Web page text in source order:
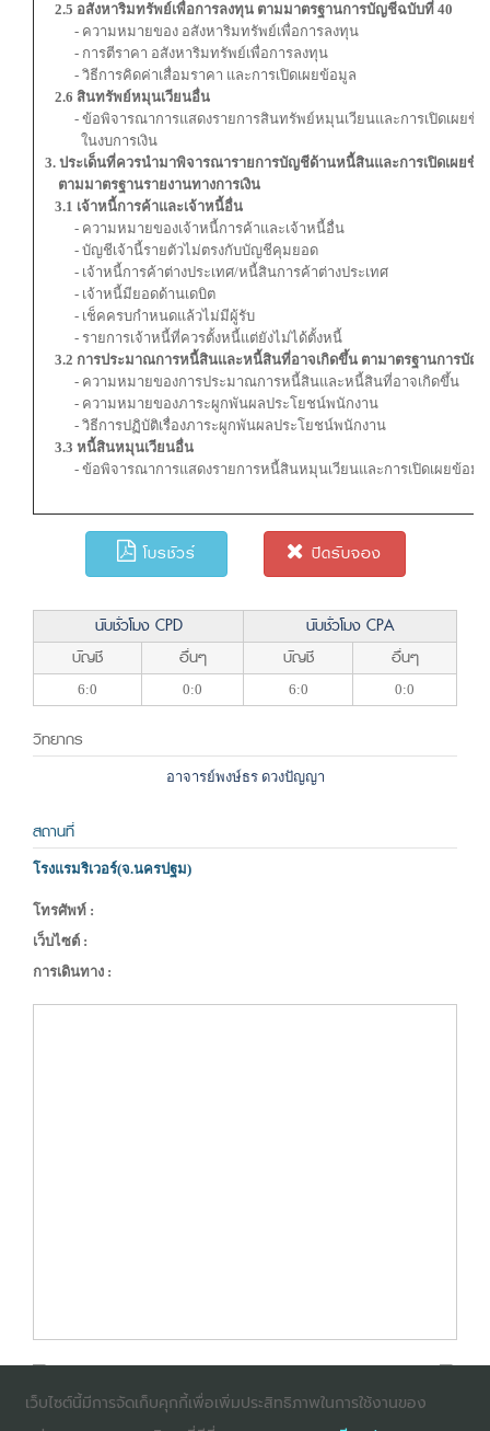
2.5 อสังหาริมทรัพย์เพื่อการลงทุน ตามมาตรฐานการบัญชีฉบับที่ 40
- ความหมายของ อสังหาริมทรัพย์เพื่อการลงทุน
- การตีราคา อสังหาริมทรัพย์เพื่อการลงทุน
- วิธีการคิดค่าเสื่อมราคา และการเปิดเผยข้อมูล
2.6 สินทรัพย์หมุนเวียนอื่น
- ข้อพิจารณาการแสดงรายการสินทรัพย์หมุนเวียนและการเปิดเผยข้
ในงบการเงิน
3. ประเด็นที่ควรนำมาพิจารณารายการบัญชีด้านหนี้สินและการเปิดเผยข้อ
ตามมาตรฐานรายงานทางการเงิน
3.1 เจ้าหนี้การค้าและเจ้าหนี้อื่น
- ความหมายของเจ้าหนี้การค้าและเจ้าหนี้อื่น
- บัญชีเจ้านี้รายตัวไม่ตรงกับบัญชีคุมยอด
- เจ้าหนี้การค้าต่างประเทศ/หนี้สินการค้าต่างประเทศ
- เจ้าหนี้มียอดด้านเดบิต
- เช็คครบกำหนดแล้วไม่มีผู้รับ
- รายการเจ้าหนี้ที่ควรตั้งหนี้แต่ยังไม่ได้ตั้งหนี้
3.2 การประมาณการหนี้สินและหนี้สินที่อาจเกิดขึ้น ตามาตรฐานการบัญ
- ความหมายของการประมาณการหนี้สินและหนี้สินที่อาจเกิดขึ้น
- ความหมายของภาระผูกพันผลประโยชน์พนักงาน
- วิธีการปฏิบัติเรื่องภาระผูกพันผลประโยชน์พนักงาน
3.3 หนี้สินหมุนเวียนอื่น
- ข้อพิจารณาการแสดงรายการหนี้สินหมุนเวียนและการเปิดเผยข้อมูล
โบรชัวร์ ปิดรับจอง
นับชั่วโมง CPD
นับชั่วโมง CPA
บัญชี
อื่นๆ บัญชี อื่นๆ
6:0 0:0 6:0 0:0
วิทยากร
อาจารย์พงษ์ธร ดวงปัญญา
สถานที่
โรงแรมริเวอร์(จ.นครปฐม)
โทรศัพท์ :
เว็บไซต์ :
การเดินทาง :
เว็บไซต์นี้มีการจัดเก็บคุกกี้เพื่อเพิ่มประสิทธิภาพในการใช้งานของ